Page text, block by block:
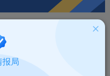
名器圣杯手动款高刺
报局